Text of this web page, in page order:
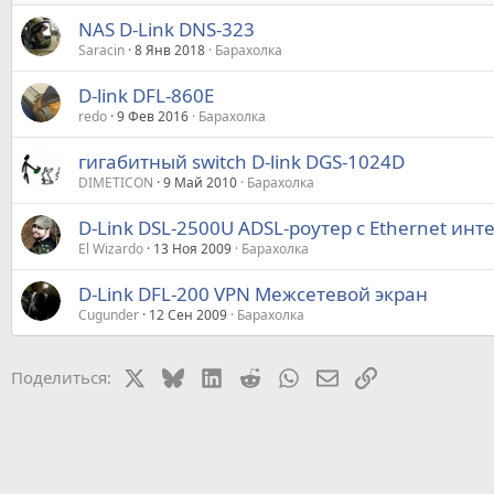
NAS D-Link DNS-323
Saracin 8 Янв 2018 Барахолка
D-link DFL-860E
redo 9 Фев 2016 Барахолка
гигабитный switch D-link DGS-1024D
DIMETICON 9 Май 2010 Барахолка
D-Link DSL-2500U ADSL-роутер с Ethernet
El Wizardo 13 Ноя 2009 Барахолка
D-Link DFL-200 VPN Межсетевой экран
Cugunder 12 Сен 2009 Барахолка
Поделиться: BlueskyLinkedIn
Reddit WhatsApp
Электронная почта
Ссылка